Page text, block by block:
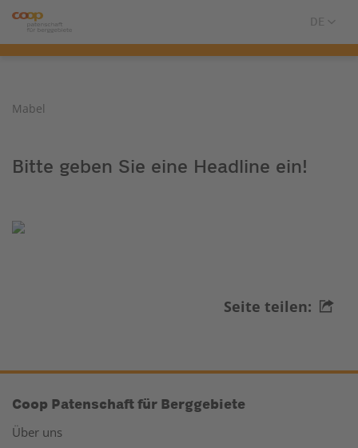
Mabel
Bitte geben Sie eine Headline ein!
Seite teilen:
Coop Patenschaft für Berggebiete
Über uns